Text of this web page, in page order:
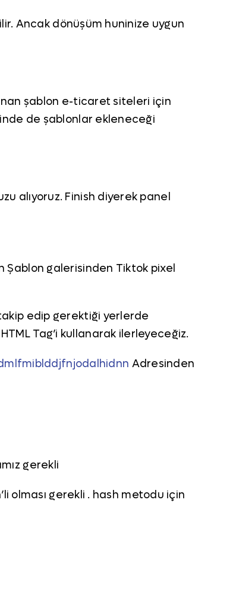
Ancak dönüşüm huninize uygun
şablon e-ticaret siteleri için
de şablonlar ekleneceği
alıyoruz. Finish diyerek panel
Şablon galerisinden Tiktok pixel
edip gerektiği yerlerde
Tag’i kullanarak ilerleyeceğiz.
Adresinden
gerekli
olması gerekli . hash metodu için